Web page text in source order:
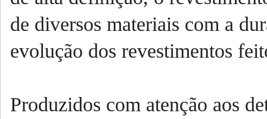
de diversos materiais com a
evolução dos revestimentos
Produzidos com atenção aos